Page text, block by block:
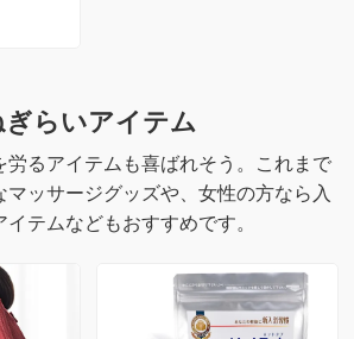
ぎらいアイテム
労るアイテムも喜ばれそう。これまで
マッサージグッズや、女性の方なら入
テムなどもおすすめです。